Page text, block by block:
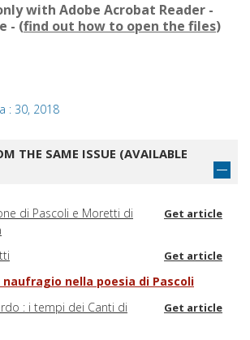
with Adobe Acrobat Reader -
- (find out how to open the files)
: 30, 2018
THE SAME ISSUE (AVAILABLE
di Pascoli e Moretti di
Get article
Get article
naufragio nella poesia di Pascoli
: i tempi dei Canti di
Get article